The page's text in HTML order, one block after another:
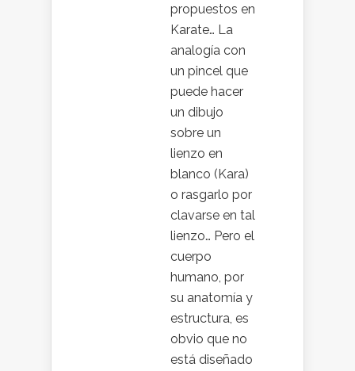
propuestos en
Karate… La
analogía con
un pincel que
puede hacer
un dibujo
sobre un
lienzo en
blanco (Kara)
o rasgarlo por
clavarse en tal
lienzo… Pero el
cuerpo
humano, por
su anatomía y
estructura, es
obvio que no
está diseñado